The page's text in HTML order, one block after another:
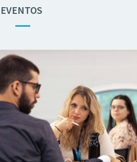
EVENTOS
—